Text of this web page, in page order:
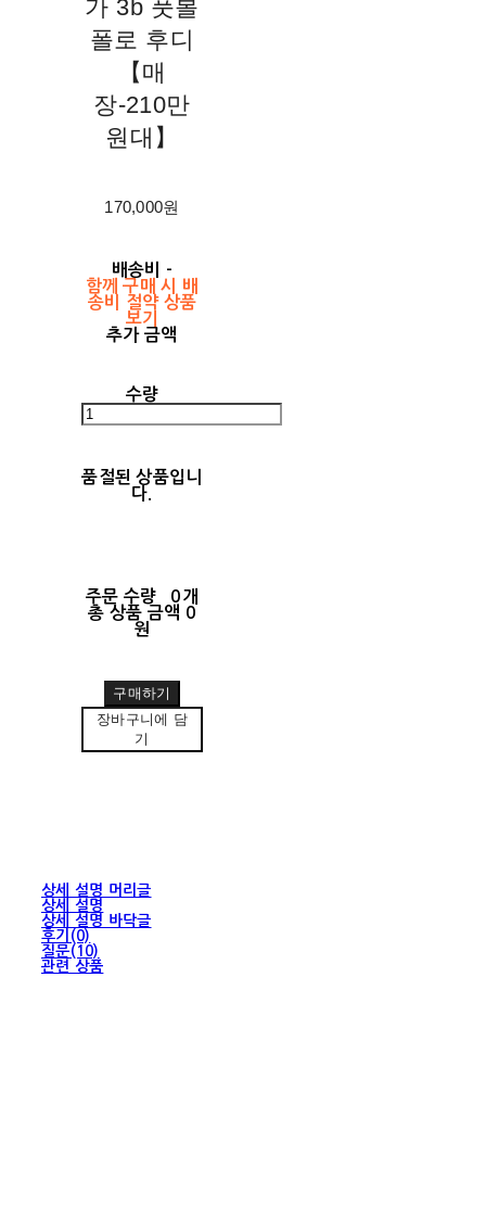
가 3b 풋볼
폴로 후디
【매
장-210만
원대】
170,000원
배송비 -
함께 구매 시 배
송비 절약 상품
보기
추가 금액
수량
품절된 상품입니
다.
주문 수량
0개
총 상품 금액 0
원
구매하기
장바구니에 담
기
상세 설명 머리글
상세 설명
상세 설명 바닥글
후기(0)
질문(10)
관련 상품